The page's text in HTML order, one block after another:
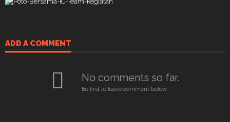
ADD A COMMENT
No comments so far.
Be first to leave comment below.